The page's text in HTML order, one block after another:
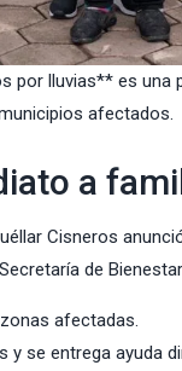
por lluvias** es una
afectados.
a
Cisneros
de
afectadas.
y se entrega ayuda